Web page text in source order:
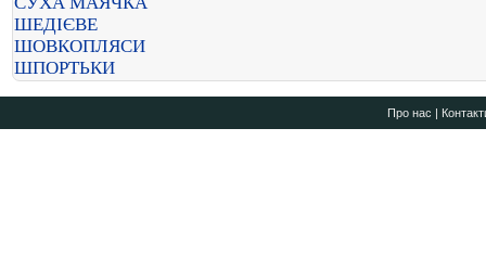
ШЕДІЄВЕ
ШОВКОПЛЯСИ
ШПОРТЬКИ
Про нас |